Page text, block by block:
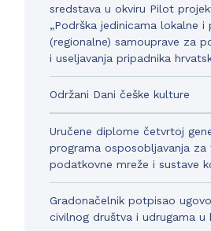
sredstava u okviru Pilot
„Podrška jedinicama lokalne i
(regionalne) samouprave za
i useljavanja pripadnika
Održani Dani češke kulture
Uručene diplome četvrtoj
programa osposobljavanja za
podatkovne mreže i sustave
Gradonačelnik potpisao
civilnog društva i udrugama u